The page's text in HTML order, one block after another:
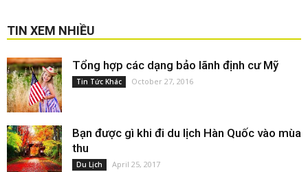
TIN XEM NHIỀU
Tổng hợp các dạng bảo lãnh định cư Mỹ
Tin Tức Khác October 27, 2016
Bạn được gì khi đi du lịch Hàn Quốc vào mùa
thu
Du Lịch April 25, 2017